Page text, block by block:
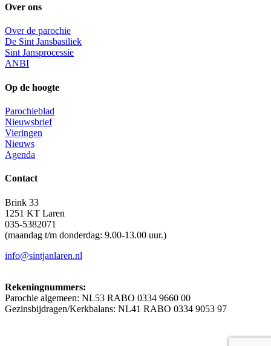
Over ons
Over de parochie
De Sint Jansbasiliek
Sint Jansprocessie
ANBI
Op de hoogte
Parochieblad
Nieuwsbrief
Vieringen
Nieuws
Agenda
Contact
Brink 33
1251 KT Laren
035-5382071
(maandag t/m donderdag: 9.00-13.00 uur.)
info@sintjanlaren.nl
Rekeningnummers:
Parochie algemeen: NL53 RABO 0334 9660 00
Gezinsbijdragen/Kerkbalans: NL41 RABO 0334 9053 97